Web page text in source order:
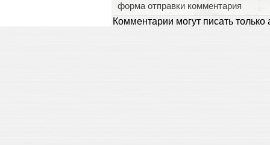
форма отправки комментария
Комментарии могут писать